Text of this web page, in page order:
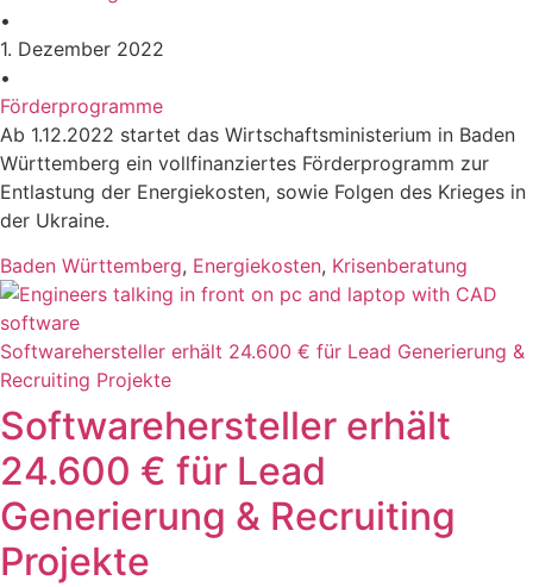
•
1. Dezember 2022
•
Förderprogramme
Ab 1.12.2022 startet das Wirtschaftsministerium in Baden
Württemberg ein vollfinanziertes Förderprogramm zur
Entlastung der Energiekosten, sowie Folgen des Krieges in
der Ukraine.
Baden Württemberg, Energiekosten, Krisenberatung
Softwarehersteller erhält 24.600 € für Lead Generierung &
Recruiting Projekte
Softwarehersteller erhält
24.600 € für Lead
Generierung & Recruiting
Projekte